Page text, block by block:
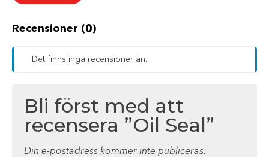
Recensioner (0)
Det finns inga recensioner än.
Bli först med att
recensera ”Oil Seal”
Din e-postadress kommer inte publiceras.